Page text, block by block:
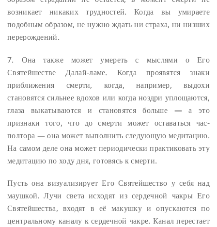
возникает никаких трудностей. Когда вы умираете
подобным образом, не нужно ждать ни страха, ни низших
перерождений.
7. Она также может умереть с мыслями о Его
Святейшестве Далай-ламе. Когда проявятся знаки
приближения смерти, когда, например, выдохи
становятся сильнее вдохов или когда ноздри уплощаются,
глаза выкатываются и становятся больше —а это
признаки того, что до смерти может оставаться час-
полтора —она может выполнить следующую медитацию.
На самом деле она может периодически практиковать эту
медитацию по ходу дня, готовясь к смерти.
Пусть она визуализирует Его Святейшество у себя над
маушкой. Лучи света исходят из сердечной чакры Его
Святейшества, входят в её макушку и опускаются по
центральному каналу к сердечной чакре. Канал перестает